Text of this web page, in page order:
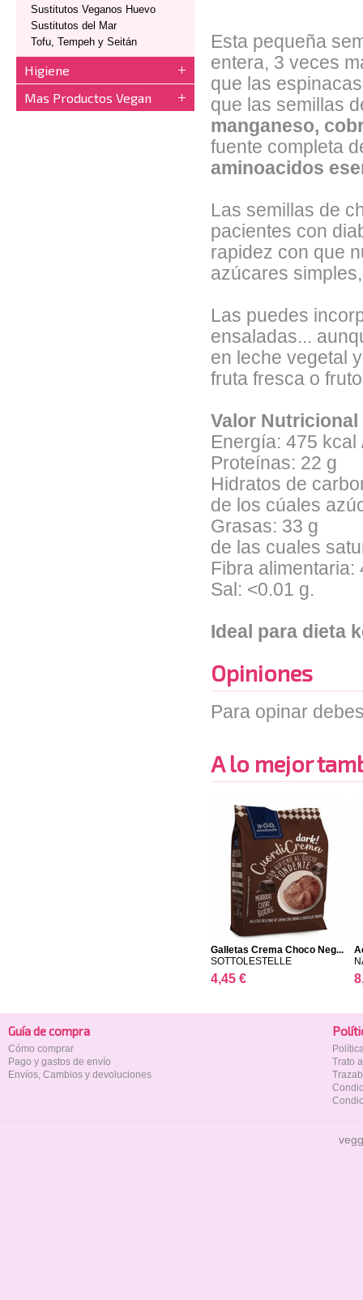
Sustitutos Veganos Huevo
Sustitutos del Mar
Tofu, Tempeh y Seitán
Higiene
Mas Productos Vegan
Esta pequeña
entera, 3 veces
que las
que las semillas
manganeso,
fuente completa
aminoacidos
Las semillas de
pacientes con
rapidez con que
azúcares
Las puedes
ensaladas...
en leche vegetal
fruta fresca o
Valor Nutricional
Energía: 475 kcal
Proteínas: 22 g
Hidratos de
de los cúales
Grasas: 33 g
de las cuales
Fibra alimentaria:
Sal: <0.01 g.
Ideal para dieta
Opiniones
Para opinar
A lo mejor
Galletas Crema Choco Neg...
SOTTOLESTELLE
4,45 €
Guía de compra
Cómo comprar
Pago y gastos de envío
Envíos, Cambios y devoluciones
Trato